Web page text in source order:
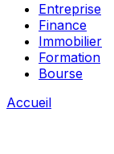
Entreprise
Finance
Immobilier
Formation
Bourse
Accueil